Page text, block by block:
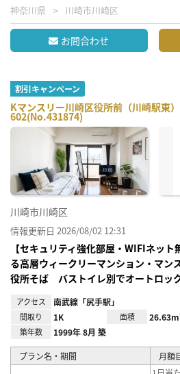
神奈川県 川崎市川崎区
お問合わせ
割引キャンペーン
Kマンスリー川崎区役所前（川崎駅東
602(No.431874)
川崎市川崎区
情報更新日 2026/08/02 12:31
【セキュリティ強化部屋・WIFIネッ
る高層ウィークリーマンション・マン
役所そば バストイレ別でオートロッ
アクセス 南武線「尻手駅」
間取り 1K 面積
築年数 1999年 8月 築
プラン名・期間
月額